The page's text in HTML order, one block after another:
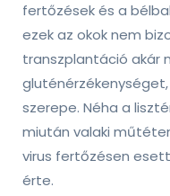
fertőzések és a
ezek az okok nem
transzplantáció akár
szerepe. Néha a
miután valaki
virus fertőzésen
érte.